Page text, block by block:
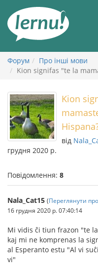
змісту
Форум
Про інші мови
Kion signifas "te la
Kion
від
грудня 2020 р.
Повідомлення: 8
Nala_Cat15 (Переглянути
16 грудня 2020 р. 07:40:14
Mi vidis ĉi tiun frazon "te
kaj mi ne komprenas la
al Esperanto estu "Al vi
vi"